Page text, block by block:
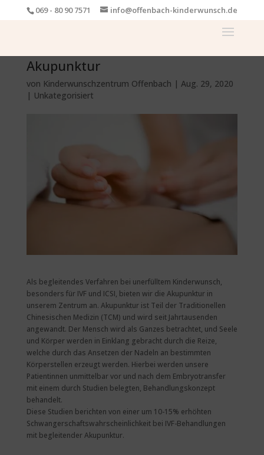
069 - 80 90 7571 info@offenbach-kinderwunsch.de
Akupunktur
von Kinderwunschzentrum Offenbach | Aug. 29, 2020
| Unkategorisiert
Als begleitendes Verfahren bei unerfülltem Kinderwunsch,
besonders für IVF und ICSI, bieten wir die Akupunktur in
unserem Zentrum an. Akupunktur ist Teil der Traditionellen
Chinesischen Medizin (TCM) und wird seit Jahrtausenden
angewandt. Der Mensch wird als Ganzes betrachtet, und Seele
und Körper werden in Einklang gebracht durch die Reize,
welche durch das Ansetzen der Nadeln an bestimmten
Körperstellen erzeugt werden. Hierbei werden unsere
Patientinnen unmittelbar vor und nach dem Embryotransfer
mit einem durch Studien belegten, Behandlungskonzept
behandelt.
Diese Studien berichten von einer um 10-15% erhöhten
Schwangerschaftswahrscheinlichkeit bei IVF-Behandlungen
mit begleitender Akupunktur.